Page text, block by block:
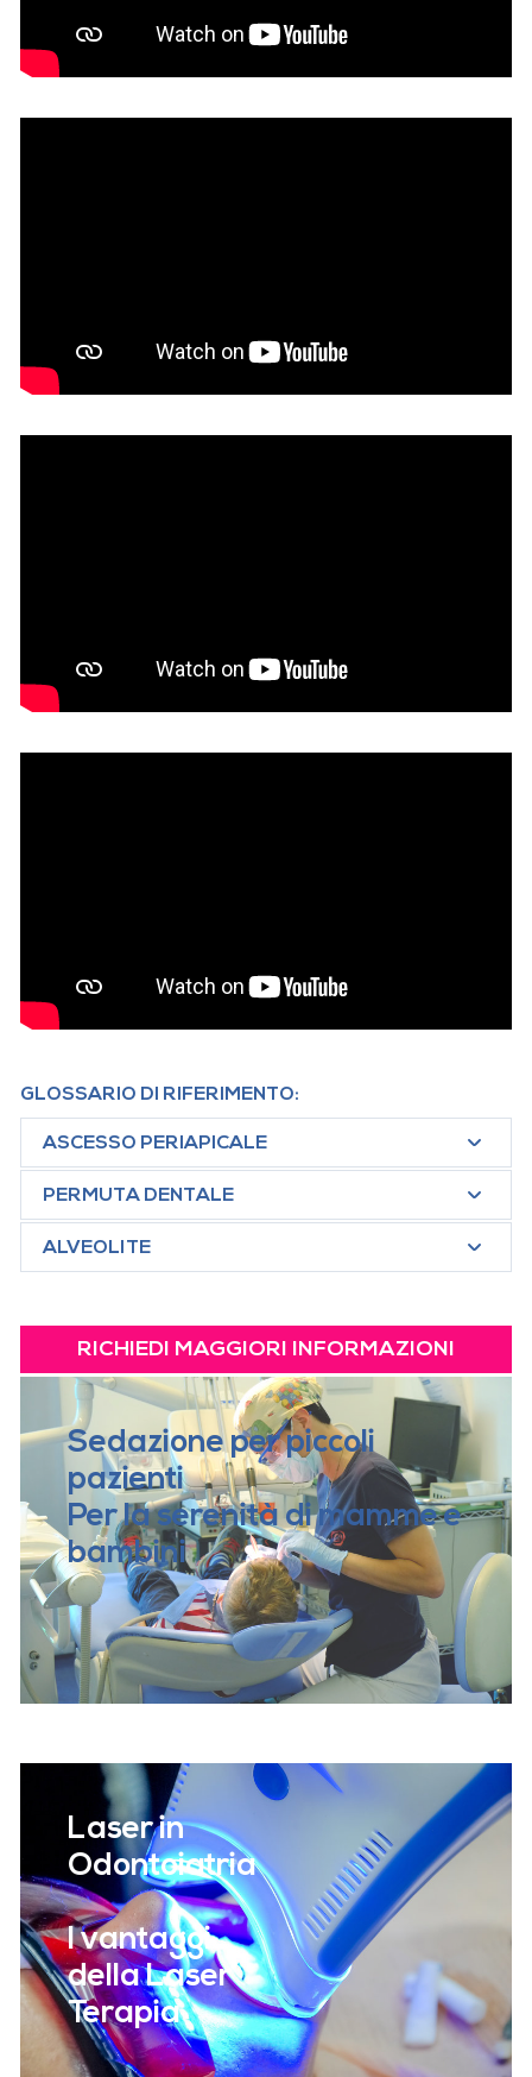
RICHIEDI MAGGIORI INFORMAZIONI
Sedazione per piccoli
pazienti
Per la serenità di mamme e
bambini
GLOSSARIO DI RIFERIMENTO:
ASCESSO PERIAPICALE
PERMUTA DENTALE
ALVEOLITE
Laser in
Odontoiatria
I vantaggi
della Laser
Terapia